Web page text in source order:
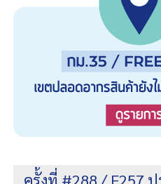
ครั้งที่ #288 / F257